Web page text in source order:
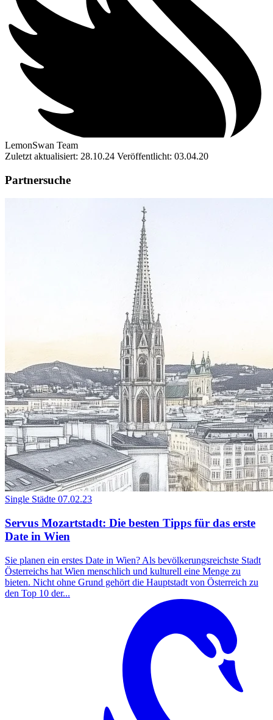
LemonSwan Team
Zuletzt aktualisiert: 28.10.24 Veröffentlicht: 03.04.20
Partnersuche
Single Städte 07.02.23
Servus Mozartstadt: Die besten Tipps für das erste
Date in Wien
Sie planen ein erstes Date in Wien? Als bevölkerungsreichste Stadt
Österreichs hat Wien menschlich und kulturell eine Menge zu
bieten. Nicht ohne Grund gehört die Hauptstadt von Österreich zu
den Top 10 der...